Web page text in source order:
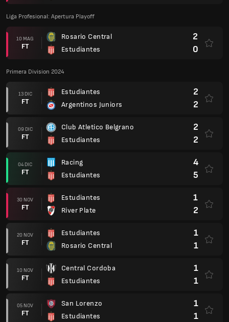
Liga Profesional: Apertura Playoff
10 MAG
FT
Rosario Central
Estudiantes
2
0
Primera Division 2024
13 DIC
FT
Estudiantes
Argentinos Juniors
2
2
09 DIC
FT
Club Atletico Belgrano
Estudiantes
2
2
04 DIC
FT
Racing
Estudiantes
4
5
30 NOV
FT
Estudiantes
River Plate
1
2
20 NOV
FT
Estudiantes
Rosario Central
1
1
10 NOV
FT
Central Cordoba
Estudiantes
1
1
05 NOV
FT
San Lorenzo
Estudiantes
1
1